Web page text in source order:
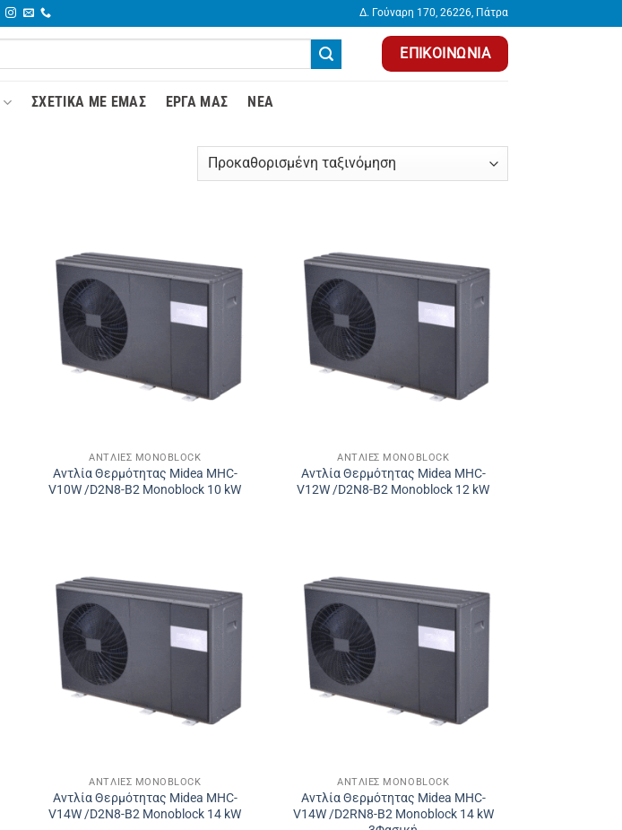
Δ. Γούναρη 170, 26226, Πάτρα
ΕΠΙΚΟΙΝΩΝΊΑ
ΣΧΕΤΙΚΆ ΜΕ ΕΜΆΣ ΈΡΓΑ ΜΑΣ ΝΈΑ
ΑΝΤΛΊΕΣ MONOBLOCK
Αντλία Θερμότητας Midea MHC-
V10W /D2N8-B2 Monoblock 10 kW
ΑΝΤΛΊΕΣ MONOBLOCK
Αντλία Θερμότητας Midea MHC-
V12W /D2N8-B2 Monoblock 12 kW
ΑΝΤΛΊΕΣ MONOBLOCK
Αντλία Θερμότητας Midea MHC-
V14W /D2N8-B2 Monoblock 14 kW
ΑΝΤΛΊΕΣ MONOBLOCK
Αντλία Θερμότητας Midea MHC-
V14W /D2RN8-B2 Monoblock 14 kW